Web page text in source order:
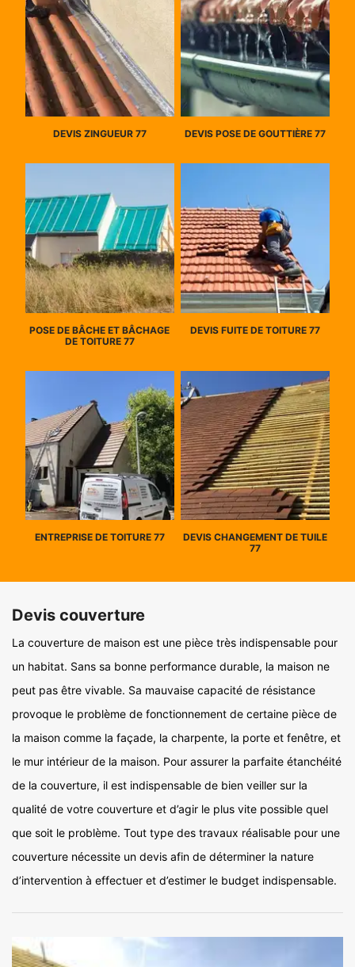
DEVIS ZINGUEUR 77 DEVIS POSE DE GOUTTIÈRE 77
POSE DE BÂCHE ET BÂCHAGE
DE TOITURE 77
DEVIS FUITE DE TOITURE 77
ENTREPRISE DE TOITURE 77
DEVIS CHANGEMENT DE TUILE
77
Devis couverture
La couverture de maison est une pièce très indispensable pour
un habitat. Sans sa bonne performance durable, la maison ne
peut pas être vivable. Sa mauvaise capacité de résistance
provoque le problème de fonctionnement de certaine pièce de
la maison comme la façade, la charpente, la porte et fenêtre, et
le mur intérieur de la maison. Pour assurer la parfaite étanchéité
de la couverture, il est indispensable de bien veiller sur la
qualité de votre couverture et d’agir le plus vite possible quel
que soit le problème. Tout type des travaux réalisable pour une
couverture nécessite un devis afin de déterminer la nature
d’intervention à effectuer et d’estimer le budget indispensable.